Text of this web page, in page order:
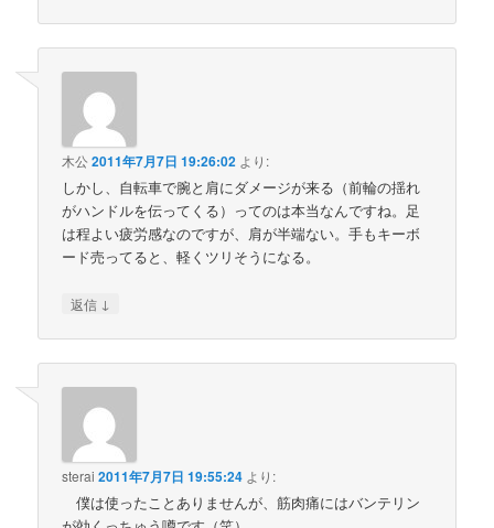
木公2011年7月7日 19:26:02 より:
しかし、自転車で腕と肩にダメージが来る（前輪の揺れ
がハンドルを伝ってくる）ってのは本当なんですね。足
は程よい疲労感なのですが、肩が半端ない。手もキーボ
ード売ってると、軽くツリそうになる。
返信 ↓
sterai 2011年7月7日 19:55:24 より:
僕は使ったことありませんが、筋肉痛にはバンテリン